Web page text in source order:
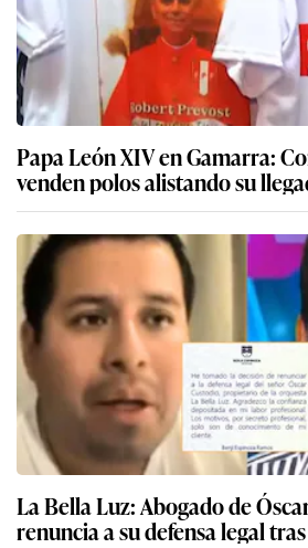
Papa León XIV en Gamarra:
venden polos alistando su
La Bella Luz: Abogado de
renuncia a su defensa legal